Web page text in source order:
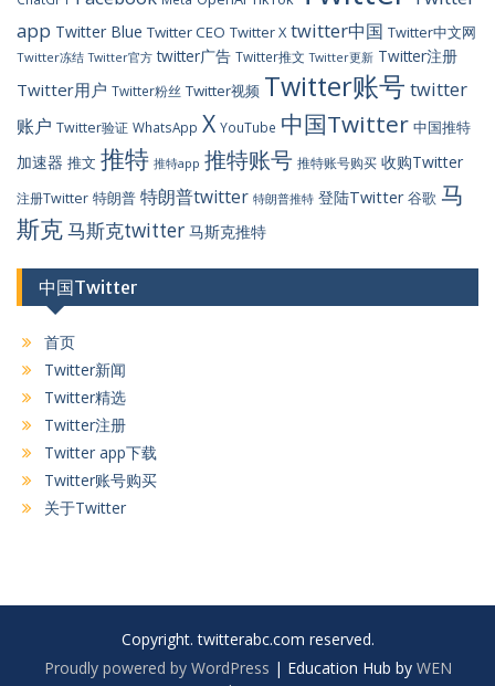
app Twitter Blue Twitter CEO Twitter X twitter中国 Twitter中文网
Twitter冻结 Twitter官方 twitter广告 Twitter推文 Twitter更新 Twitter注册
Twitter用户 Twitter粉丝 Twitter视频 Twitter账号 twitter
账户 Twitter验证 WhatsApp X YouTube 中国Twitter 中国推特
加速器 推文 推特 推特app 推特账号 推特账号购买 收购Twitter
注册Twitter 特朗普 特朗普twitter 特朗普推特 登陆Twitter 谷歌 马
斯克马斯克twitter 马斯克推特
中国Twitter
首页
Twitter新闻
Twitter精选
Twitter注册
Twitter app下载
Twitter账号购买
关于Twitter
Copyright. twitterabc.com reserved.
Proudly powered by WordPress | Education Hub by WEN